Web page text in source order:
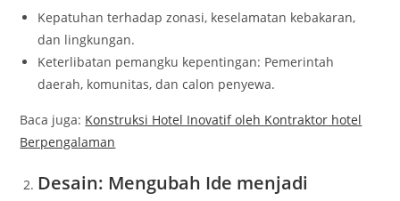
Kepatuhan terhadap zonasi, keselamatan kebakaran,
dan lingkungan.
Keterlibatan pemangku kepentingan: Pemerintah
daerah, komunitas, dan calon penyewa.
Baca juga: Konstruksi Hotel Inovatif oleh Kontraktor hotel
Berpengalaman
Desain: Mengubah Ide menjadi